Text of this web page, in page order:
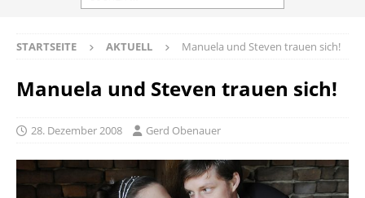
STARTSEITE AKTUELL Manuela und Steven trauen sich!
Manuela und Steven trauen sich!
28. Dezember 2008 Gerd Obenauer